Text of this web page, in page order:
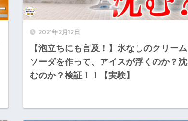
2021年2月12日
【泡立ちにも言及！】氷なしのクリーム
ソーダを作って、アイスが浮くのか？沈
むのか？検証！！【実験】